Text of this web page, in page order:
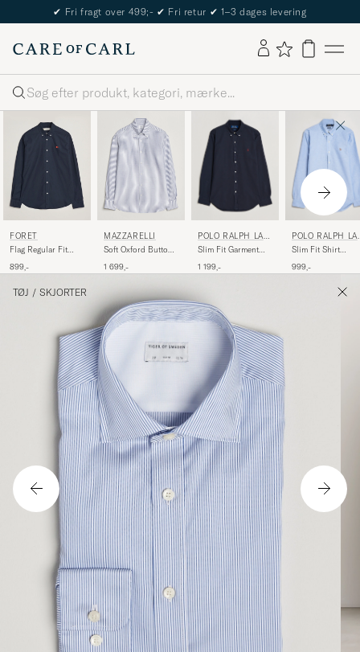
✔ Fri fragt over 499;- ✔ Fri retur ✔ 1–3 dages levering
Søg
FORÉT
Flag Regular Fit
899,-
MAZZARELLI
Soft Oxford Button
Stripe
1 699,-
POLO RALPH LAU
REN
Slim Fit Garment
Navy
1 199,-
POLO RALPH
REN
Slim Fit Shirt
999,-
TØJ / SKJORTER